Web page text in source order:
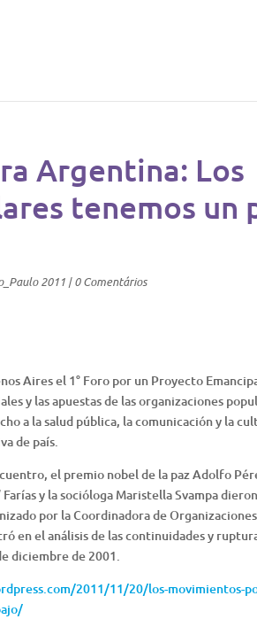
Argentina: Los
tenemos un
2011 |0 Comentários
Aires el 1° Foro por un Proyecto
y las apuestas de las organizaciones
a la salud pública, la comunicación y la
de país.
el premio nobel de la paz Adolfo
y la socióloga Maristella Svampa
por la Coordinadora de
en el análisis de las continuidades y
diciembre de 2001.
2011/11/20/los-movimientos-